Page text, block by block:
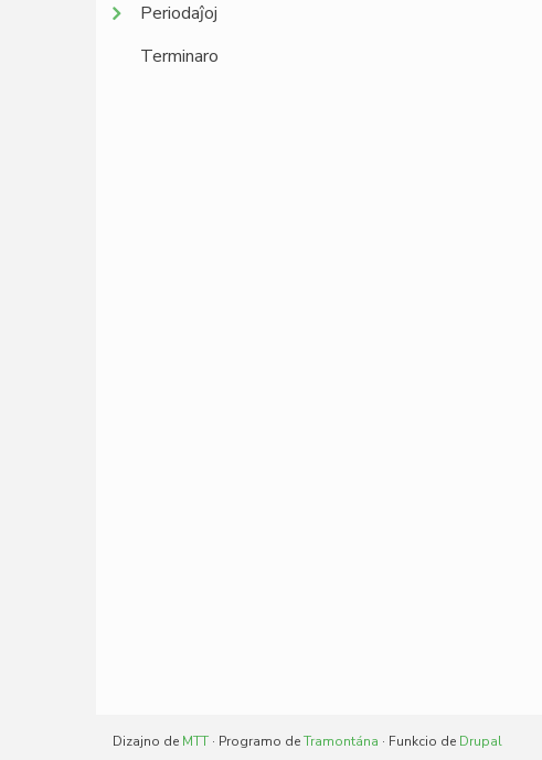
Periodaĵoj
Terminaro
Dizajno de MTT · Programo deTramontána · Funkcio de Drupal